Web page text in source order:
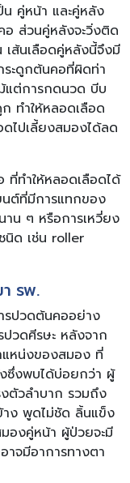
น คู่หน้า และคู่หลัง
อ ส่วนคู่หลังจะวิ่งติด
ส้นเลือดคู่หลังนี้จึงมี
ะดูกต้นคอที่ผิดท่า
แต่การกดนวด บีบ
ทำให้หลอดเลือด
ไปเลี้ยงสมองได้ลด
ทำให้หลอดเลือดได้
นต์ที่มีการแทกของ
าน ๆ หรือการเหวี่ยง
นิด เช่น roller
รพ.
รปวดต้นคออย่าง
ปวดศีรษะ หลังจาก
แหน่งของสมอง ที่
ซึ่งพบได้บ่อยกว่า ผู้
งตัวลำบาก รวมถึง
าง พูดไม่ชัด ลิ้นแข็ง
องคู่หน้า ผู้ป่วยจะมี
าจมีอาการทางตา